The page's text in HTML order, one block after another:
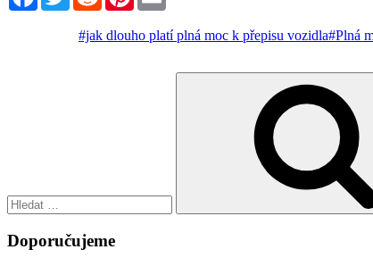
#jak dlouho platí plná moc k přepisu vozidla#Plná
Doporučujeme